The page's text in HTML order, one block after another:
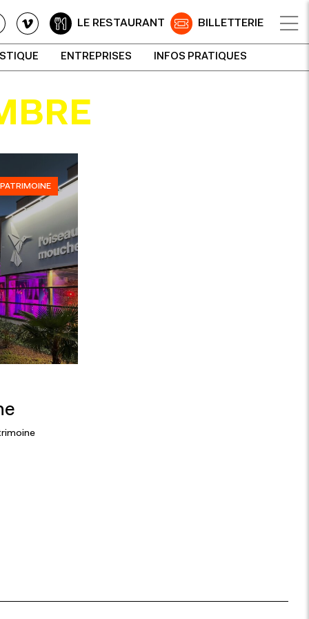
LE RESTAURANT BILLETTERIE
ENTREPRISES INFOS PRATIQUES